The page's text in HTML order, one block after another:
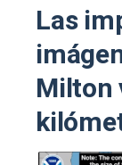
Las
Milton